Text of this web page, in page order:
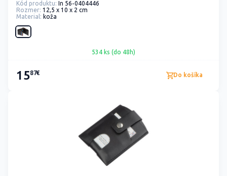
Kód produktu: In 56-0404446
Rozmer: 12,5 x 10 x 2 cm
Material: koža
534 ks (do 48h)
1587€ Do košíka